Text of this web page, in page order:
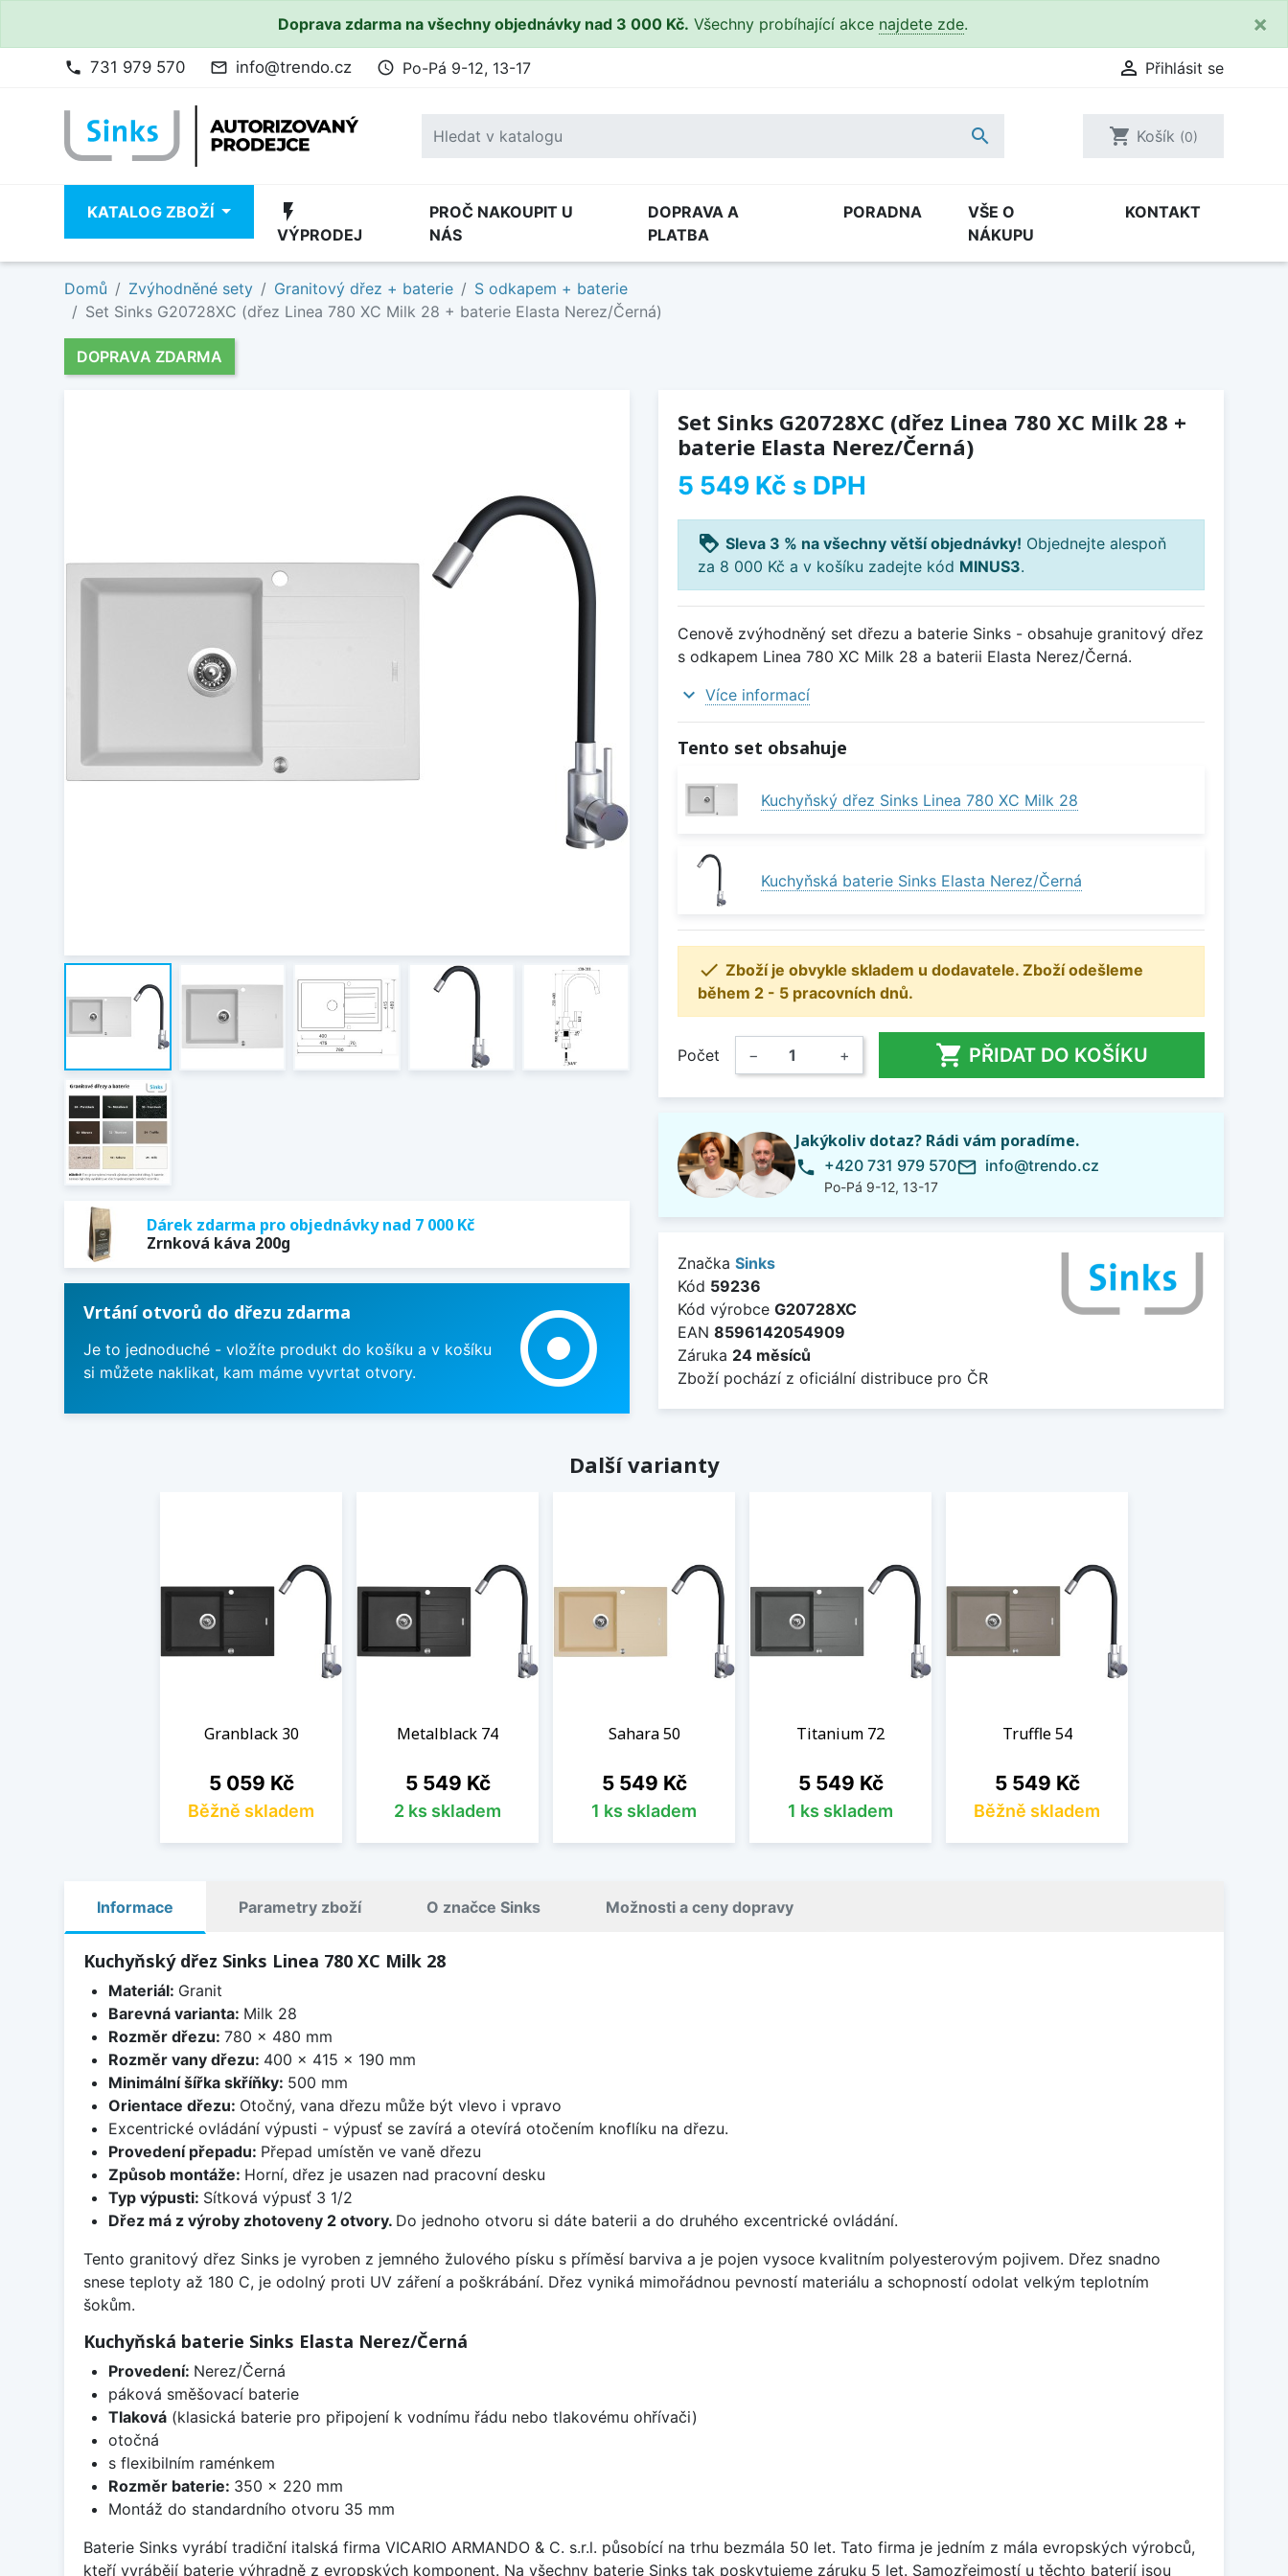
Doprava zdarma na všechny objednávky nad 3 000 Kč. Všechny probíhající akce najdete zde. ×
phone 731 979 570 mail_outline info@trendo.cz access_time Po-Pá 9-12, 13-17  Přihlásit se
 shopping_cart Košík (0)
KATALOG ZBOŽÍ flash_on
VÝPRODEJ
PROČ NAKOUPIT U
NÁS
DOPRAVA A
PLATBA
PORADNA
VŠE O
NÁKUPU
KONTAKT
Domů Zvýhodněné sety Granitový dřez + baterie
S odkapem + baterie
Set Sinks G20728XC (dřez Linea 780 XC Milk 28 + baterie Elasta Nerez/Černá)
DOPRAVA ZDARMA
Dárek zdarma pro objednávky nad 7 000 Kč
Zrnková káva 200g
Vrtání otvorů do dřezu zdarma
Je to jednoduché - vložíte produkt do košíku a v košíku
si můžete naklikat, kam máme vyvrtat otvory.
adjust
Set Sinks G20728XC (dřez Linea 780 XC Milk 28 +
baterie Elasta Nerez/Černá)
5 549 Kč s DPH
loyalty Sleva 3 % na všechny větší objednávky! Objednejte alespoň
za 8 000 Kč a v košíku zadejte kód MINUS3.
Cenově zvýhodněný set dřezu a baterie Sinks - obsahuje granitový dřez
s odkapem Linea 780 XC Milk 28 a baterii Elasta Nerez/Černá.
expand_more Více informací
Tento set obsahuje
Kuchyňský dřez Sinks Linea 780 XC Milk 28
Kuchyňská baterie Sinks Elasta Nerez/Černá
 Zboží je obvykle skladem u dodavatele. Zboží odešleme
během 2 - 5 pracovních dnů.
Počet − +  PŘIDAT DO KOŠÍKU
Jakýkoliv dotaz? Rádi vám poradíme.
phone +420 731 979 570
Po-Pá 9-12, 13-17
mail_outline info@trendo.cz
Značka Sinks
Kód 59236
Kód výrobce G20728XC
EAN 8596142054909
Záruka 24 měsíců
Zboží pochází z oficiální distribuce pro ČR
Další varianty
Granblack 30
Cena
5 059 Kč
Běžně skladem
Metalblack 74
Cena
5 549 Kč
2 ks skladem
Sahara 50
Cena
5 549 Kč
1 ks skladem
Titanium 72
Cena
5 549 Kč
1 ks skladem
Truffle 54
Cena
5 549 Kč
Běžně skladem
Informace Parametry zboží O značce Sinks Možnosti a ceny dopravy
Kuchyňský dřez Sinks Linea 780 XC Milk 28
Materiál: Granit
Barevná varianta: Milk 28
Rozměr dřezu: 780 x 480 mm
Rozměr vany dřezu: 400 x 415 x 190 mm
Minimální šířka skříňky: 500 mm
Orientace dřezu: Otočný, vana dřezu může být vlevo i vpravo
Excentrické ovládání výpusti - výpusť se zavírá a otevírá otočením knoflíku na dřezu.
Provedení přepadu: Přepad umístěn ve vaně dřezu
Způsob montáže: Horní, dřez je usazen nad pracovní desku
Typ výpusti: Sítková výpusť 3 1/2
Dřez má z výroby zhotoveny 2 otvory. Do jednoho otvoru si dáte baterii a do druhého excentrické ovládání.
Tento granitový dřez Sinks je vyroben z jemného žulového písku s příměsí barviva a je pojen vysoce kvalitním polyesterovým pojivem. Dřez snadno
snese teploty až 180 C, je odolný proti UV záření a poškrábání. Dřez vyniká mimořádnou pevností materiálu a schopností odolat velkým teplotním
šokům.
Kuchyňská baterie Sinks Elasta Nerez/Černá
Provedení: Nerez/Černá
páková směšovací baterie
Tlaková(klasická baterie pro připojení k vodnímu řádu nebo tlakovému ohřívači)
otočná
s flexibilním raménkem
Rozměr baterie: 350 x 220 mm
Montáž do standardního otvoru 35 mm
Baterie Sinks vyrábí tradiční italská firma VICARIO ARMANDO & C. s.r.l. působící na trhu bezmála 50 let. Tato firma je jedním z mála evropských výrobců,
kteří vyrábějí baterie výhradně z evropských komponent. Na všechny baterie Sinks tak poskytujeme záruku 5 let. Samozřejmostí u těchto baterií jsou